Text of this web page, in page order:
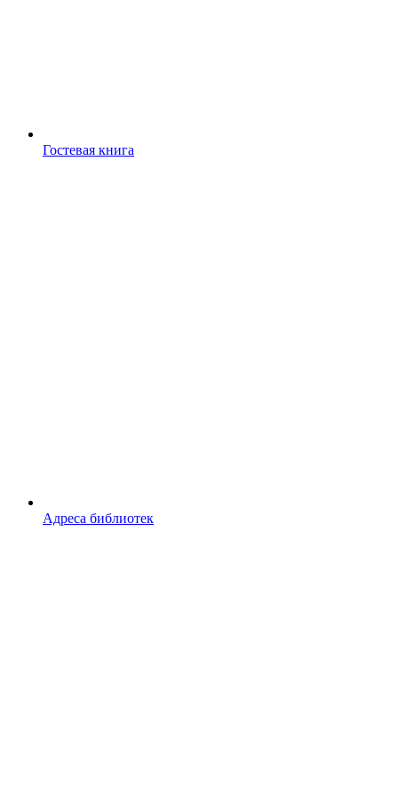
Гостевая книга
Адреса библиотек